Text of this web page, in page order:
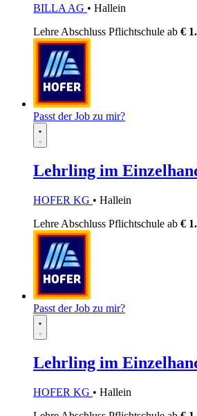
BILLA AG • Hallein
LehreAbschluss Pflichtschule ab €
Passt der Job zu mir?
Lehrling im
HOFER KG • Hallein
Lehre Abschluss Pflichtschule ab €
Passt der Job zu mir?
Lehrling im
HOFER KG • Hallein